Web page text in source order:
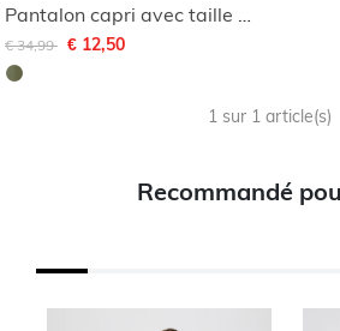
Remise de
€ 34,99 € 12,50
1 sur 1 article(s)
Recommandé